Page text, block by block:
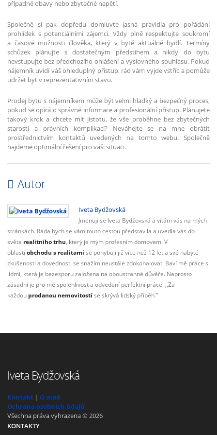
případné obavy nebo zbytečné napětí.
Společně si pak dopředu domluvte jasná pravidla pro pořádání
prohlídek s potenciálními zájemci. Vždy plně respektujte soukromí
a časové možnosti člověka, který v bytě aktuálně bydlí. Termíny
schůzek plánujte s dostatečným předstihem a nikdy do bytu
nevstupujte bez předchozího ohlášení a výslovného souhlasu. Pokud
nájemník uvidí váš ohleduplný přístup, rád vám vyjde vstříc a pomůže
udržet byt v reprezentativním stavu.
Prodej bytu s nájemníkem může být velmi hladký a bezpečný proces,
pokud se opírá o správné informace a profesionální přístup. Plánujete
takový krok a chcete mít jistotu, že vše proběhne bez zbytečných
starostí a právních komplikací? Neváhejte se na mne obrátit
prostřednictvím kontaktů uvedených na tomto webu. Společně
najdeme optimální řešení pro vaši situaci.
Autor
Iveta Bydžovská
Jmenuji se Iveta Bydžovská a vítám vás na mých
stránkách. Ráda bych se vám touto cestou představila a uvedla vás do
světa realitního trhu , který je mým profesním domovem. V
oblasti obchodu s realitami se pohybuji již více než 12 let a své nabyté
zkušenosti a dovednosti se snažím neustále zdokonalovat. Baví mě práce s
lidmi, která je bezesporu založena na oboustranné důvěře. Naprosto
zásadní je pro mě spolehlivost a odvedení perfektní práce. ,,Za
každou prodanou nemovitostí se skrývá lidský příběh.”
Iveta Bydžovská
Kontakt | O mně
Ochrana osobních údajů
Všechna práva vyhrazena © 2026
KONTAKTY